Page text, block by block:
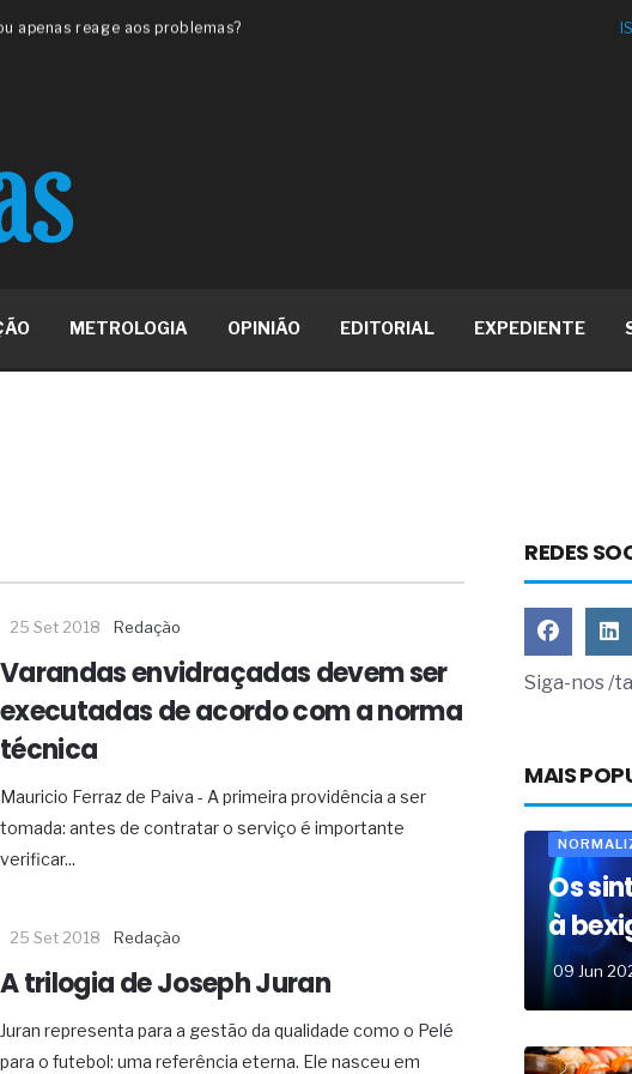
apenas reage aos problemas?
má-fé para tentar criar uma
ISO
metabólica
ânus
de ovário
da fadiga crônica
não está no modelo de IA
B2B e a venda complexa
dos fios, cabos e
com tipologia de giro para as
apenas reage aos problemas?
a frio in situ com emulsão
ISO
metabólica
da fadiga crônica
cabelos ou calvície
o resultado positivo
em estruturas hidráulicas de
METROLOGIA OPINIÃO EDITORIAL EXPEDIENTE
25 Set 2018 Redação
Varandas envidraçadas devem ser
executadas de acordo com a norma
técnica
Mauricio Ferraz de Paiva - A primeira providência a ser
tomada: antes de contratar o serviço é importante
verificar...
25 Set 2018 Redação
A trilogia de Joseph Juran
Juran representa para a gestão da qualidade como o Pelé
para o futebol: uma referência eterna. Ele nasceu em
REDES
Siga-nos /
MAIS
Os
à
09 Jun